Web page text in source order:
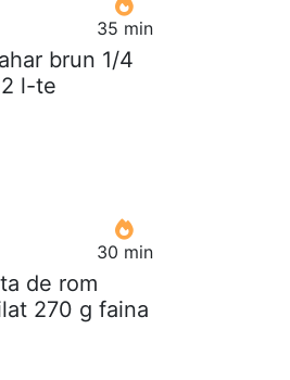
35 min
brun 1/4
l-te
30 min
de rom
270 g faina